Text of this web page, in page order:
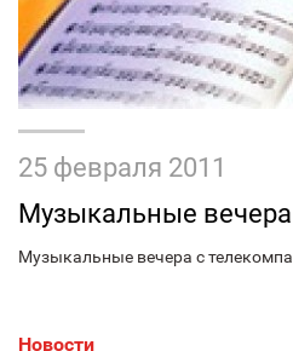
25 февраля 2011
Музыкальные
Музыкальные вечера с
Новости